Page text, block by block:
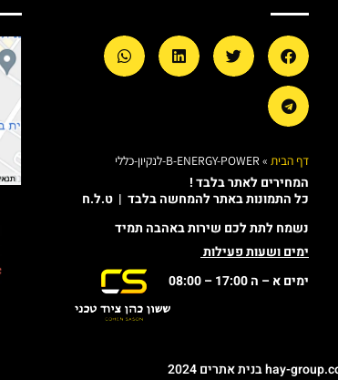
דף הבית » B-ENERGY-POWER-לנקיון-כללי
המחירים לאתר בלבד !
כל התמונות באתר להמחשה בלבד | ט.ל.ח
נשמח לתת לכם שירות באהבה תמיד
ימים ושעות פעילות
ימים א – ה 17:00 – 08:00